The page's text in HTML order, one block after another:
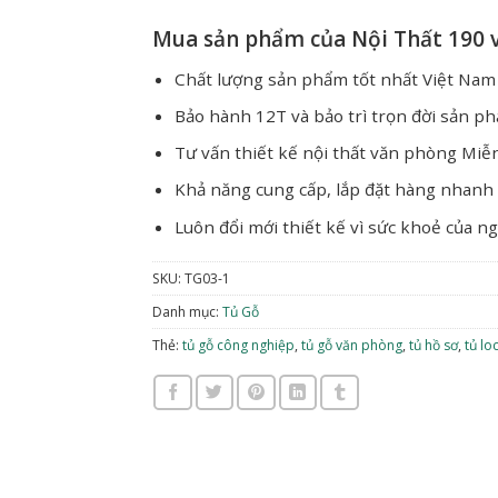
Mua sản phẩm của Nội Thất 190
Chất lượng sản phẩm tốt nhất Việt Nam
Bảo hành 12T và bảo trì trọn đời sản
Tư vấn thiết kế nội thất văn phòng
Khả năng cung cấp, lắp đặt hàng nhanh
Luôn đổi mới thiết kế vì sức khoẻ của
SKU: TG03-1
Danh mục: Tủ Gỗ
Thẻ: tủ gỗ công nghiệp,tủ gỗ văn phòng,tủ hồ sơ,tủ